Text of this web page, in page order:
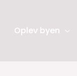
Oplev byen